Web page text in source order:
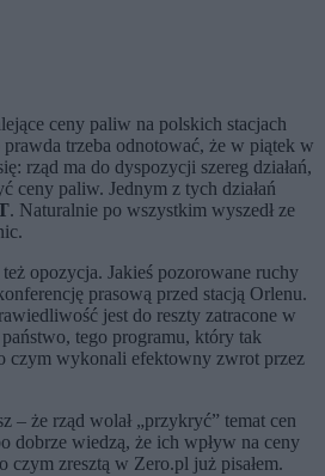
ceny paliw na polskich stacjach
trzeba odnotować, że w piątek w
rząd ma do dyspozycji szereg działań,
ceny paliw. Jednym z tych działań
. Naturalnie po wszystkim wyszedł ze
też opozycja. Jakieś pozorowane ruchy
prasową przed stacją Orlenu.
jest do reszty zatracone w
tego programu, który tak
czym wykonali efektowny zwrot przez
– że rząd wolał „przykryć” temat cen
dobrze wiedzą, że ich wpływ na ceny
czym zresztą w Zero.pl już pisałem.